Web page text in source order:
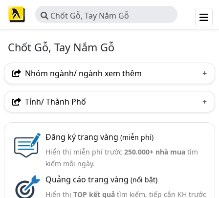
Chốt Gỗ, Tay Nắm Gỗ
Chốt Gỗ, Tay Nắm Gỗ
Nhóm ngành/ ngành xem thêm
Ngành nghề
Tỉnh/ Thành Phố
Bình Dương
Nghệ An
Đăng ký trang vàng (miễn phí)
Hiển thị miễn phí trước 250.000+ nhà muatìm
kiếm mỗi ngày.
Quảng cáo trang vàng (nổi bật)
Hiển thị TOP kết quảtìm kiếm, tiếp cận KH trước